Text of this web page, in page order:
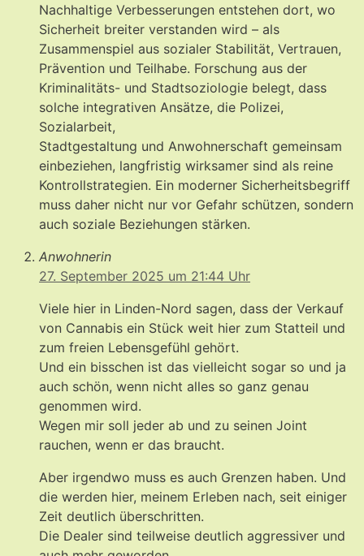
Nachhaltige Verbesserungen entstehen dort, wo
Sicherheit breiter verstanden wird – als
Zusammenspiel aus sozialer Stabilität, Vertrauen,
Prävention und Teilhabe. Forschung aus der
Kriminalitäts- und Stadtsoziologie belegt, dass
solche integrativen Ansätze, die Polizei,
Sozialarbeit,
Stadtgestaltung und Anwohnerschaft gemeinsam
einbeziehen, langfristig wirksamer sind als reine
Kontrollstrategien. Ein moderner Sicherheitsbegriff
muss daher nicht nur vor Gefahr schützen, sondern
auch soziale Beziehungen stärken.
Anwohnerin
27. September 2025 um 21:44 Uhr
Viele hier in Linden-Nord sagen, dass der Verkauf
von Cannabis ein Stück weit hier zum Statteil und
zum freien Lebensgefühl gehört.
Und ein bisschen ist das vielleicht sogar so und ja
auch schön, wenn nicht alles so ganz genau
genommen wird.
Wegen mir soll jeder ab und zu seinen Joint
rauchen, wenn er das braucht.
Aber irgendwo muss es auch Grenzen haben. Und
die werden hier, meinem Erleben nach, seit einiger
Zeit deutlich überschritten.
Die Dealer sind teilweise deutlich aggressiver und